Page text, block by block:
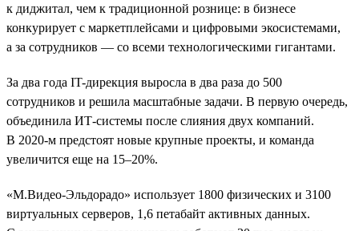
к диджитал, чем к традиционной рознице: в бизнесе
конкурирует с маркетплейсами и цифровыми экосистемами,
а за сотрудников — со всеми технологическими гигантами.
За два года IT-дирекция выросла в два раза до 500
сотрудников и решила масштабные задачи. В первую очередь,
объединила ИТ-системы после слияния двух компаний.
В 2020-м предстоят новые крупные проекты, и команда
увеличится еще на 15–20%.
«М.Видео-Эльдорадо» использует 1800 физических и 3100
виртуальных серверов, 1,6 петабайт активных данных.